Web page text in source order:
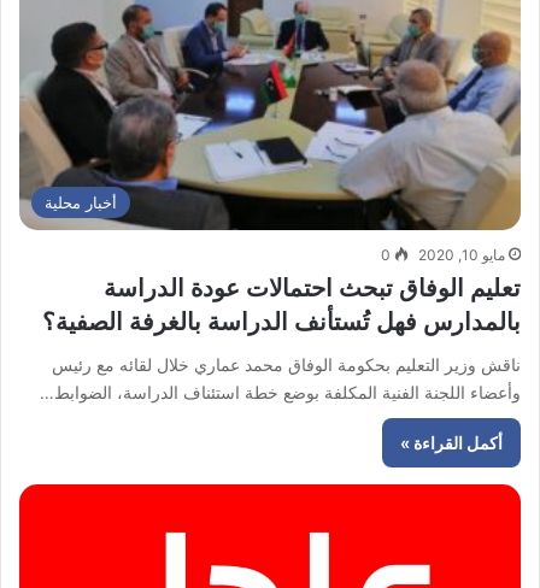
أخبار محلية
مايو 10, 2020 0
تعليم الوفاق تبحث احتمالات عودة الدراسة
بالمدارس فهل تُستأنف الدراسة بالغرفة الصفية؟
ناقش وزير التعليم بحكومة الوفاق محمد عماري خلال لقائه مع رئيس
وأعضاء اللجنة الفنية المكلفة بوضع خطة استئناف الدراسة، الضوابط…
أكمل القراءة »